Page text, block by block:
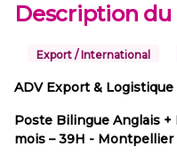
Description du
Export / International
ADV Export &
Poste Bilingue Anglais +
mois – 39H - Montpellier